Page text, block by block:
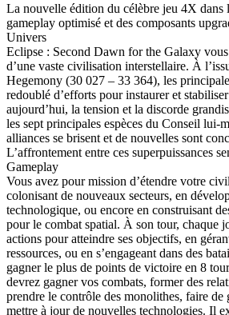
La nouvelle édition du célèbre jeu 4X dans
gameplay optimisé et des composants
Univers
Eclipse : Second Dawn for the Galaxy
d’une vaste civilisation interstellaire. À
Hegemony (30 027 – 33 364), les
redoublé d’efforts pour instaurer et
aujourd’hui, la tension et la discorde
les sept principales espèces du Conseil lui-
alliances se brisent et de nouvelles sont
L’affrontement entre ces superpuissances
Gameplay
Vous avez pour mission d’étendre votre
colonisant de nouveaux secteurs, en
technologique, ou encore en construisant
pour le combat spatial. À son tour, chaque
actions pour atteindre ses objectifs, en
ressources, ou en s’engageant dans des
gagner le plus de points de victoire en 8
devrez gagner vos combats, former des
prendre le contrôle des monolithes, faire de
mettre à jour de nouvelles technologies. Il